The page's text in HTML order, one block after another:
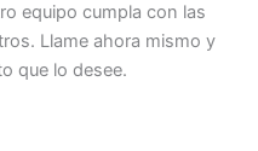
equipo cumpla con las
Llame ahora mismo y
que lo desee.